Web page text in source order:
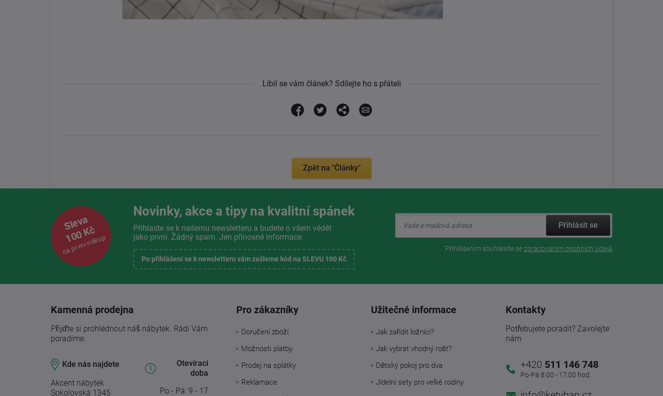
Líbil se vám článek? Sdílejte ho s přáteli
Zpět na "Články"
Sleva
100 Kč
na první nákup
Novinky, akce a tipy na kvalitní spánek
Přihlaste se k našemu newsletteru a budete o všem vědět
jako první. Žádný spam. Jen přínosné informace.
Po přihlášení se k newsletteru vám zašleme kód na SLEVU 100 Kč
Přihlásit se
Přihlášením souhlasíte sezpracovaním osobních údajů
Kamenná prodejna
Přijďte si prohlédnout náš nábytek. Rádi Vám
poradíme.
Kde nás najdete
Akcent nábytek
Sokolovská 1345
Otevírací
doba
Po - Pá: 9 - 17
Pro zákazníky
Doručení zboží
Možnosti platby
Prodej na splátky
Reklamace
Užitečné informace
Jak zařídit ložnici?
Jak vybrat vhodný rošt?
Dětský pokoj pro dva
Jídelní sety pro velké rodiny
Kontakty
Potřebujete poradit? Zavolejte
nám
+420 511 146 748
Po-Pá 8:00 - 17:00 hod.